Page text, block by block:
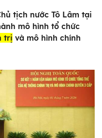
tịch nước Tô Lâm tại
mô hình tổ chức
trị và mô hình chính